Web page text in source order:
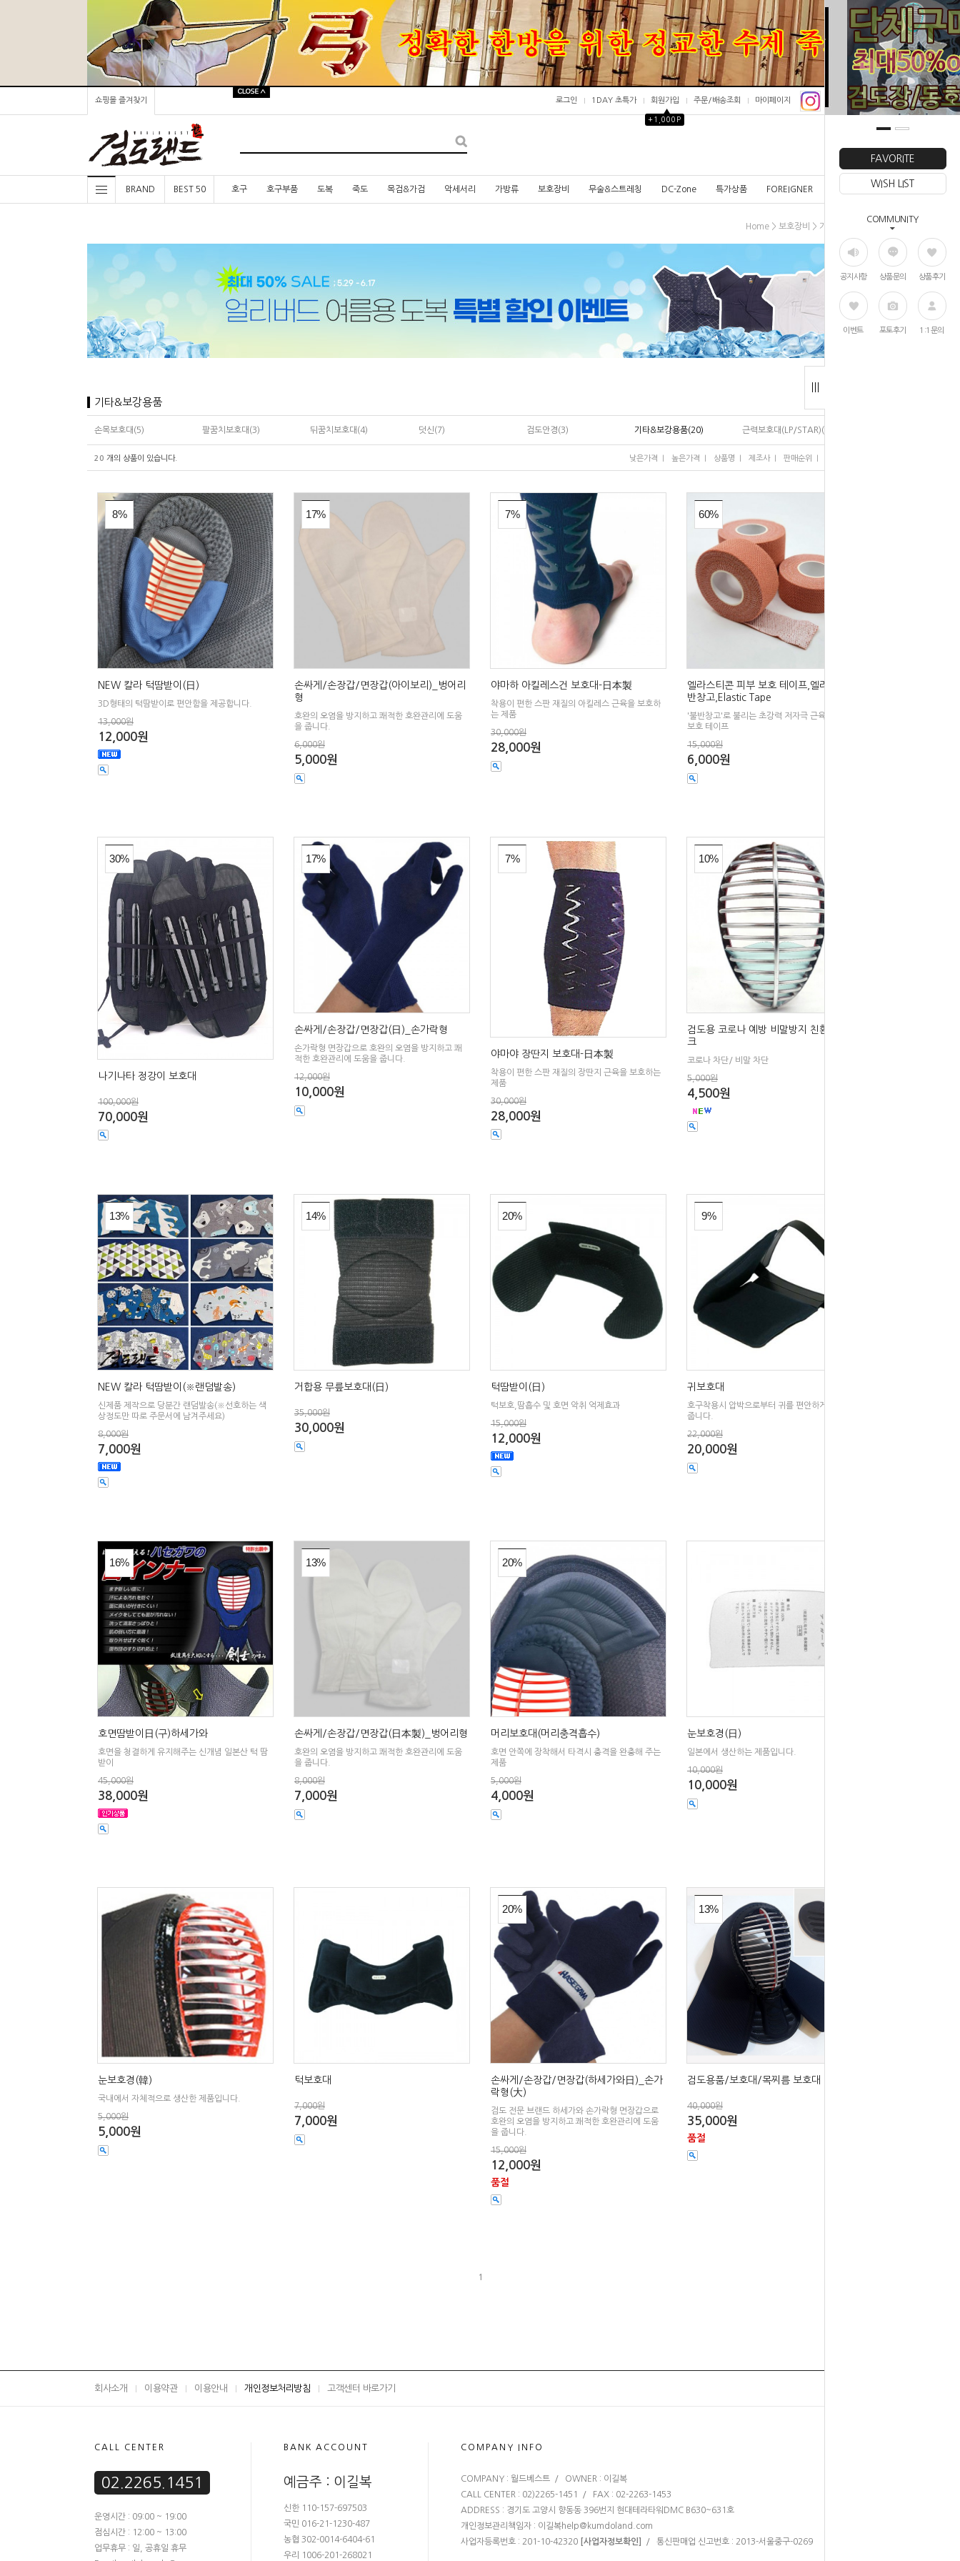
FAVORITE
WISH LIST
COMMUNITY
공지사항 상품문의 상품후기
이벤트 포토후기 1:1문의
쇼핑몰 즐겨찾기 로그인 1DAY 초특가 회원가입
▲
+1,000P
주문/배송조회 마이페이지
BRAND BEST 50 호구 호구부품 도복 죽도 목검&가검 악세서리 가방류 보호장비 무술&스트레칭 DC-Zone 특가상품 FOREIGNER
Home > 보호장비 > 기타&보강용품
기타&보강용품
손목보호대(5) 팔꿈치보호대(3) 뒤꿈치보호대(4) 덧신(7) 검도안경(3) 기타&보강용품(20) 근력보호대(LP/STAR)(20)
20 개의 상품이 있습니다. 낮은가격 높은가격 상품명 제조사I 판매순위
8%
NEW 칼라 턱땀받이(日)
3D형태의 턱땀받이로 편안함을 제공합니다.
13,000원
12,000원
17%
손싸게/손장갑/면장갑(아이보리)_벙어리
형
호완의 오염을 방지하고 쾌적한 호완관리에 도움
을 줍니다.
6,000원
5,000원
7%
야마하 아킬레스건 보호대-日本製
착용이 편한 스판 재질의 아킬레스 근육을 보호하
는 제품
30,000원
28,000원
60%
엘라스티콘 피부 보호 테이프,엘라스틱 불
반창고,Elastic Tape
'불반창고'로 불리는 초강력 저자극 근육 및 피부
보호 테이프
15,000원
6,000원
30%
나기나타 정강이 보호대
100,000원
70,000원
17%
손싸게/손장갑/면장갑(日)_손가락형
손가락형 면장갑으로 호완의 오염을 방지하고 쾌
적한 호완관리에 도움을 줍니다.
12,000원
10,000원
7%
야마야 장딴지 보호대-日本製
착용이 편한 스판 재질의 장딴지 근육을 보호하는
제품
30,000원
28,000원
10%
검도용 코로나 예방 비말방지 친환경 마스
크
코로나 차단/ 비말 차단
5,000원
4,500원
13%
NEW 칼라 턱땀받이(※랜덤발송)
신제품 제작으로 당분간 랜덤발송(※선호하는 색
상정도만 따로 주문서에 남겨주세요)
8,000원
7,000원
14%
거합용 무릎보호대(日)
35,000원
30,000원
20%
턱땀받이(日)
턱보호,땀흡수 및 호면 악취 억제효과
15,000원
12,000원
9%
귀보호대
호구착용시 압박으로부터 귀를 편안하게 보호대
줍니다.
22,000원
20,000원
16%
호면땀받이日(구)하세가와
호면을 청결하게 유지해주는 신개념 일본산 턱 땀
받이
45,000원
38,000원
13%
손싸게/손장갑/면장갑(日本製)_벙어리형
호완의 오염을 방지하고 쾌적한 호완관리에 도움
을 줍니다.
8,000원
7,000원
20%
머리보호대(머리충격흡수)
호면 안쪽에 장착해서 타격시 충격을 완충해 주는
제품
5,000원
4,000원
눈보호경(日)
일본에서 생산하는 제품입니다.
10,000원
10,000원
눈보호경(韓)
국내에서 자체적으로 생산한 제품입니다.
5,000원
5,000원
턱보호대
7,000원
7,000원
20%
손싸게/손장갑/면장갑(하세가와日)_손가
락형(大)
검도 전문 브랜드 하세가와 손가락형 면장갑으로
호완의 오염을 방지하고 쾌적한 호완관리에 도움
을 줍니다.
15,000원
12,000원
품절
13%
검도용품/보호대/목찌름 보호대
40,000원
35,000원
품절
1
회사소개 이용약관 이용안내 개인정보처리방침 고객센터 바로가기
CALL CENTER
02.2265.1451
운영시간 : 09:00 ~ 19:00
점심시간 : 12:00 ~ 13:00
업무휴무 : 일, 공휴일 휴무
BANK ACCOUNT
예금주 : 이길복
신한 110-157-697503
국민 016-21-1230-487
농협 302-0014-6404-61
우리 1006-201-268021
COMPANY INFO
COMPANY : 월드베스트 / OWNER : 이길복
CALL CENTER : 02)2265-1451 / FAX : 02-2263-1453
ADDRESS : 경기도 고양시 향동동 396번지 현대테라타워DMC B630~631호
개인정보관리책임자 : 이길복help@kumdoland.com
사업자등록번호 : 201-10-42320
[사업자정보확인] / 통신판매업 신고번호 : 2013-서울중구-0269